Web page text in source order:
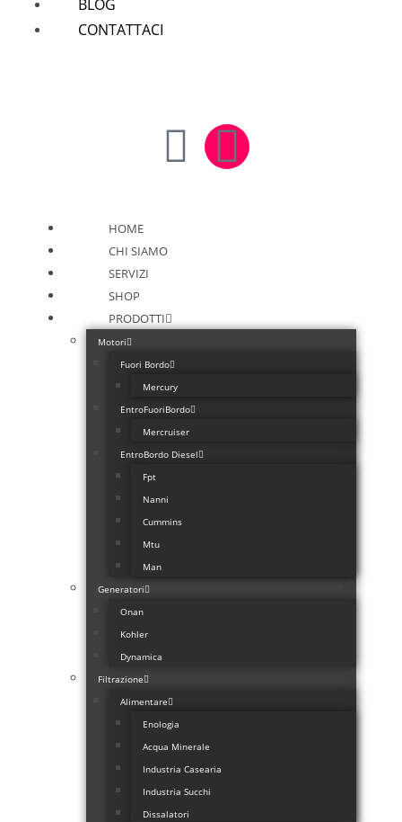
BLOG
CONTATTACI
HOME
CHI SIAMO
SERVIZI
SHOP
PRODOTTI
Motori
Fuori Bordo
Mercury
EntroFuoriBordo
Mercruiser
EntroBordo Diesel
Fpt
Nanni
Cummins
Mtu
Man
Generatori
Onan
Kohler
Dynamica
Filtrazione
Alimentare
Enologia
Acqua Minerale
Industria Casearia
Industria Succhi
Dissalatori